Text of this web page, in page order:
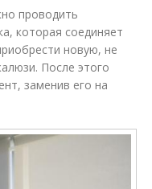
проводить
которая соединяет
новую, не
После этого
заменив его на